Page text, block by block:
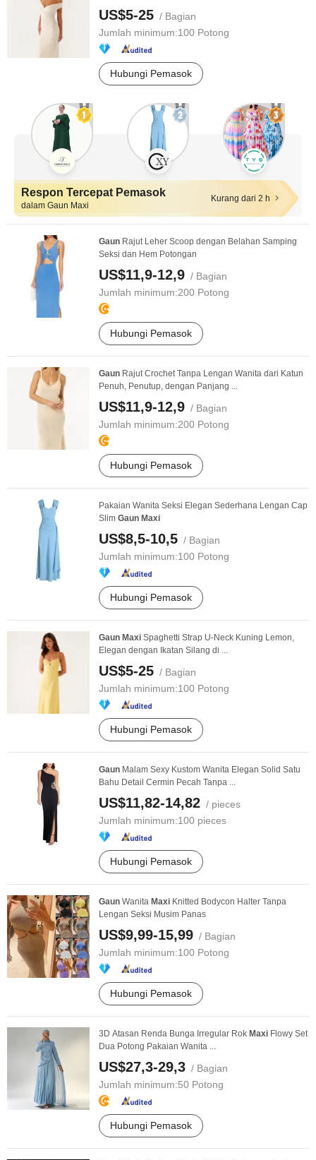
US$5-25 / Bagian
Jumlah minimum:100 Potong
Hubungi Pemasok
Respon Tercepat Pemasok
dalam Gaun Maxi
Kurang dari 2 h
Gaun Rajut Leher Scoop dengan Belahan Samping
Seksi dan Hem Potongan
US$11,9-12,9 / Bagian
Jumlah minimum:200 Potong
Hubungi Pemasok
Gaun Rajut Crochet Tanpa Lengan Wanita dari Katun
Penuh, Penutup, dengan Panjang ...
US$11,9-12,9 / Bagian
Jumlah minimum:200 Potong
Hubungi Pemasok
Pakaian Wanita Seksi Elegan Sederhana Lengan Cap
Slim Gaun Maxi
US$8,5-10,5 / Bagian
Jumlah minimum:100 Potong
Hubungi Pemasok
Gaun Maxi Spaghetti Strap U-Neck Kuning Lemon,
Elegan dengan Ikatan Silang di ...
US$5-25 / Bagian
Jumlah minimum:100 Potong
Hubungi Pemasok
Gaun Malam Sexy Kustom Wanita Elegan Solid Satu
Bahu Detail Cermin Pecah Tanpa ...
US$11,82-14,82 / pieces
Jumlah minimum:100 pieces
Hubungi Pemasok
Gaun Wanita Maxi Knitted Bodycon Halter Tanpa
Lengan Seksi Musim Panas
US$9,99-15,99 / Bagian
Jumlah minimum:100 Potong
Hubungi Pemasok
3D Atasan Renda Bunga Irregular Rok Maxi Flowy Set
Dua Potong Pakaian Wanita ...
US$27,3-29,3 / Bagian
Jumlah minimum:50 Potong
Hubungi Pemasok